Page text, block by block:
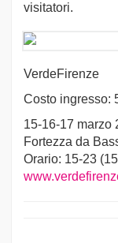
visitatori.
VerdeFirenze
Costo ingresso:
15-16-17 marzo
Fortezza da
Orario: 15-23